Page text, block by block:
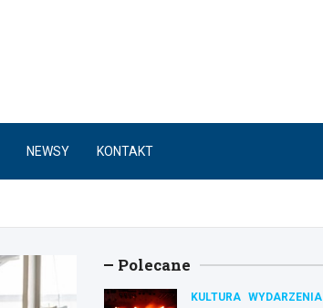
NEWSY KONTAKT
Polecane
KULTURA WYDARZENIA